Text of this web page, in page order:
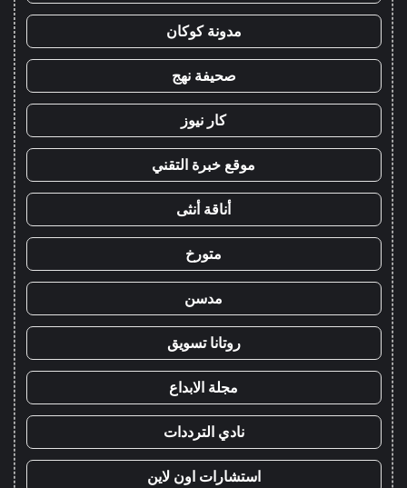
مدونة كوكان
صحيفة نهج
كار نيوز
موقع خبرة التقني
أناقة أنثى
متورخ
مدسن
روتانا تسويق
مجلة الابداع
نادي الترددات
استشارات اون لاين